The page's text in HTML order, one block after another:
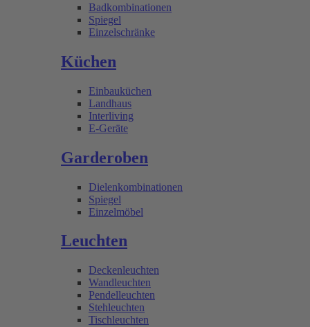
Badkombinationen
Spiegel
Einzelschränke
Küchen
Einbauküchen
Landhaus
Interliving
E-Geräte
Garderoben
Dielenkombinationen
Spiegel
Einzelmöbel
Leuchten
Deckenleuchten
Wandleuchten
Pendelleuchten
Stehleuchten
Tischleuchten